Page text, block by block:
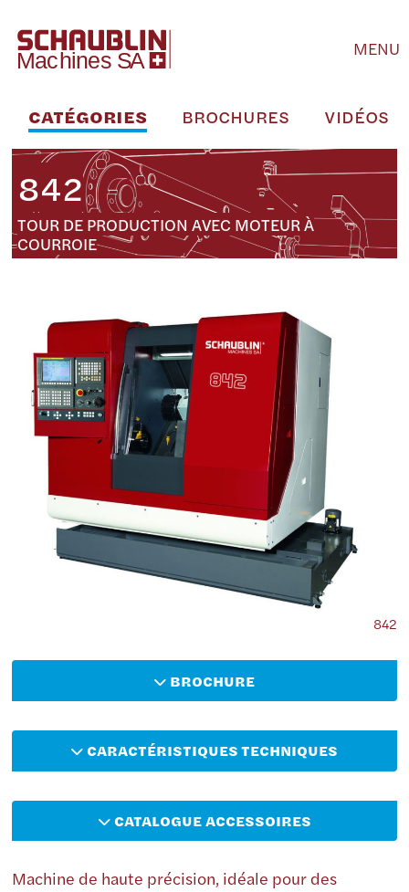
MENU
CATÉGORIES BROCHURES VIDÉOS
842
TOUR DE PRODUCTION AVEC MOTEUR À
COURROIE
842
BROCHURE
CARACTÉRISTIQUES TECHNIQUES
CATALOGUE ACCESSOIRES
Machine de haute précision, idéale pour des